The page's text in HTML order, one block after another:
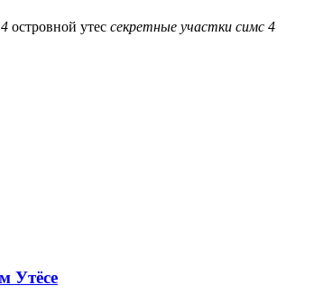
4 островной утес секретные участки симс 4
Утёсе